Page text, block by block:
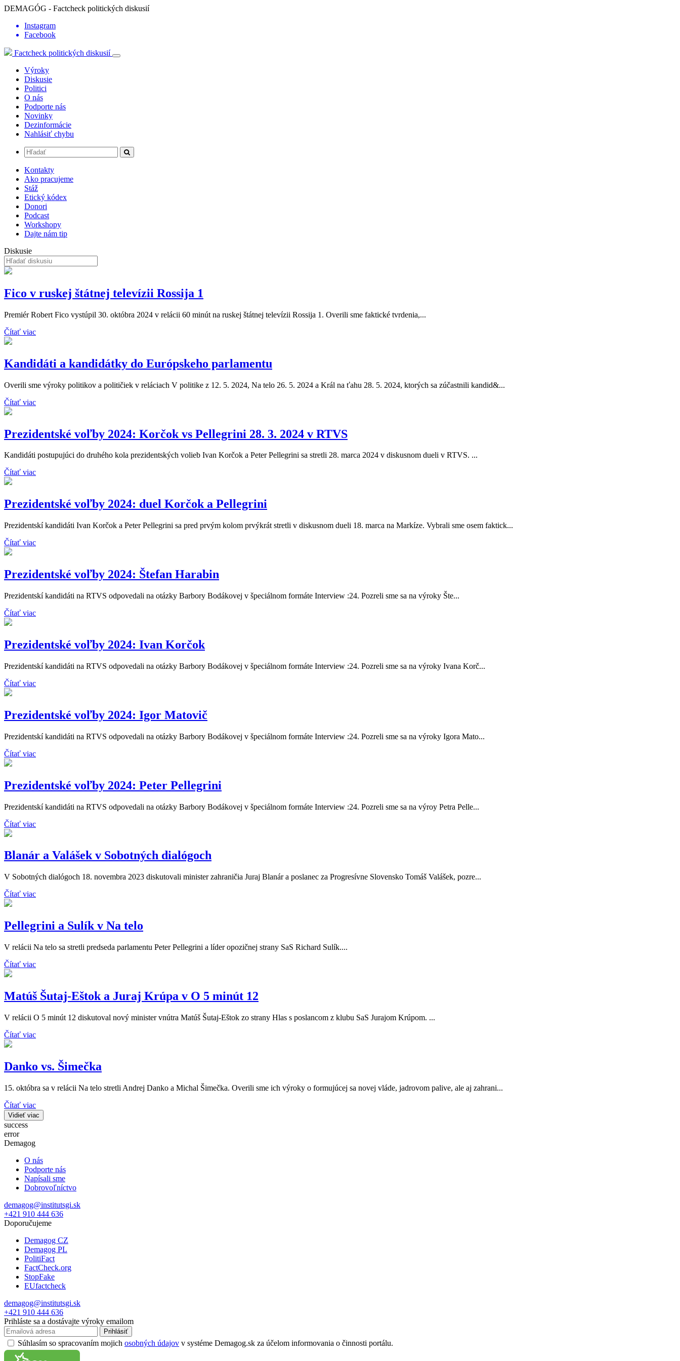
DEMAGÓG - Factcheck politických diskusií
Instagram
Facebook
Factcheck politických diskusií
Výroky
Diskusie
Politici
O nás
Podporte nás
Novinky
Dezinformácie
Nahlásiť chybu
Kontakty
Ako pracujeme
Stáž
Etický kódex
Donori
Podcast
Workshopy
Dajte nám tip
Diskusie
Fico v ruskej štátnej televízii Rossija 1
Premiér Robert Fico vystúpil 30. októbra 2024 v relácii 60 minút na ruskej štátnej televízii Rossija 1. Overili sme faktické tvrdenia,...
Čítať viac
Kandidáti a kandidátky do Európskeho parlamentu
Overili sme výroky politikov a političiek v reláciach V politike z 12. 5. 2024, Na telo 26. 5. 2024 a Král na ťahu 28. 5. 2024, ktorých sa zúčastnili kandid&...
Čítať viac
Prezidentské voľby 2024: Korčok vs Pellegrini 28. 3. 2024 v RTVS
Kandidáti postupujúci do druhého kola prezidentských volieb Ivan Korčok a Peter Pellegrini sa stretli 28. marca 2024 v diskusnom dueli v RTVS. ...
Čítať viac
Prezidentské voľby 2024: duel Korčok a Pellegrini
Prezidentskí kandidáti Ivan Korčok a Peter Pellegrini sa pred prvým kolom prvýkrát stretli v diskusnom dueli 18. marca na Markíze. Vybrali sme osem faktick...
Čítať viac
Prezidentské voľby 2024: Štefan Harabin
Prezidentskí kandidáti na RTVS odpovedali na otázky Barbory Bodákovej v špeciálnom formáte Interview :24. Pozreli sme sa na výroky Šte...
Čítať viac
Prezidentské voľby 2024: Ivan Korčok
Prezidentskí kandidáti na RTVS odpovedali na otázky Barbory Bodákovej v špeciálnom formáte Interview :24. Pozreli sme sa na výroky Ivana Korč...
Čítať viac
Prezidentské voľby 2024: Igor Matovič
Prezidentskí kandidáti na RTVS odpovedali na otázky Barbory Bodákovej v špeciálnom formáte Interview :24. Pozreli sme sa na výroky Igora Mato...
Čítať viac
Prezidentské voľby 2024: Peter Pellegrini
Prezidentskí kandidáti na RTVS odpovedali na otázky Barbory Bodákovej v špeciálnom formáte Interview :24. Pozreli sme sa na výroy Petra Pelle...
Čítať viac
Blanár a Valášek v Sobotných dialógoch
V Sobotných dialógoch 18. novembra 2023 diskutovali minister zahraničia Juraj Blanár a poslanec za Progresívne Slovensko Tomáš Valášek, pozre...
Čítať viac
Pellegrini a Sulík v Na telo
V relácii Na telo sa stretli predseda parlamentu Peter Pellegrini a líder opozičnej strany SaS Richard Sulík....
Čítať viac
Matúš Šutaj-Eštok a Juraj Krúpa v O 5 minút 12
V relácii O 5 minút 12 diskutoval nový minister vnútra Matúš Šutaj-Eštok zo strany Hlas s poslancom z klubu SaS Jurajom Krúpom. ...
Čítať viac
Danko vs. Šimečka
15. októbra sa v relácii Na telo stretli Andrej Danko a Michal Šimečka. Overili sme ich výroky o formujúcej sa novej vláde, jadrovom palive, ale aj zahrani...
Čítať viac
Vidieť viac
success
error
Demagog
O nás
Podporte nás
Napísali sme
Dobrovoľníctvo
demagog@institutsgi.sk
+421 910 444 636
Doporučujeme
Demagog CZ
Demagog PL
PolitiFact
FactCheck.org
StopFake
EUfactcheck
demagog@institutsgi.sk
+421 910 444 636
Prihláste sa a dostávajte výroky emailom
Prihlásiť
Súhlasím so spracovaním mojich osobných údajov v systéme Demagog.sk za účelom informovania o činnosti portálu.